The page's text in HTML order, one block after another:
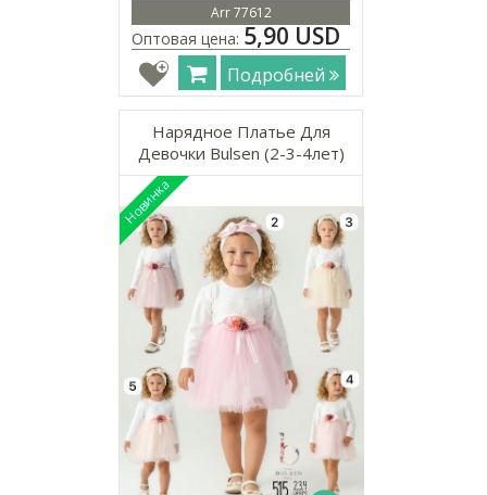
Arr 77612
Оптовая цена: 5,90 USD
Подробней
Нарядное Платье Для
Девочки Bulsen (2-3-4лет)